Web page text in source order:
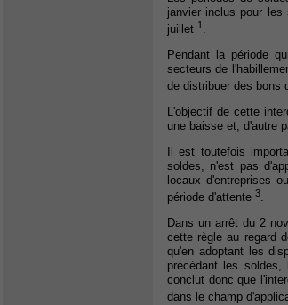
janvier inclus pour les
juillet 1 .
Pendant la période
secteurs de
de distribuer des bons
L'objectif de cette
une baisse et, d'autre
Il est toutefois
soldes, n'est pas
locaux d'entreprises
période d'attente 3.
Dans un arrêt du 2
cette règle au regard
qu'en adoptant les
précédant les
conclut donc que
dans le champ